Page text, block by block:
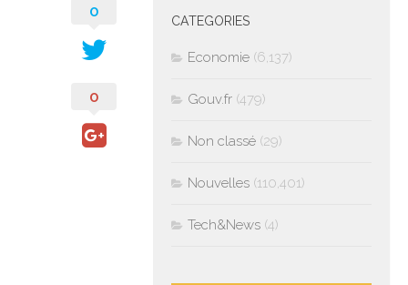
0
0
CATEGORIES
Economie (6,137)
Gouv.fr (479)
Non classé (29)
Nouvelles (110,401)
Tech&News (4)